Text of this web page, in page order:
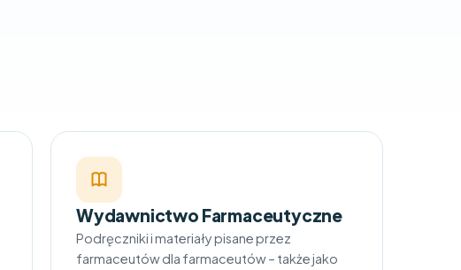
Wydawnictwo Farmaceutyczne
Podręczniki i materiały pisane przez
farmaceutów dla farmaceutów – także jako